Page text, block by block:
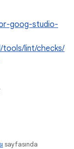
goog-studio-
tools/lint/checks/
sayfasında